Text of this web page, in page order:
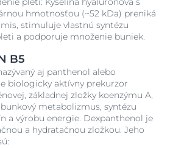
hmotnosťou (~52 kDa) preniká
stimuluje vlastnú syntézu
a podporuje množenie buniek.
B5
aj panthenol alebo
biologicky aktívny prekurzor
základnej zložky koenzýmu A,
metabolizmus, syntézu
a výrobu energie. Dexpanthenol je
a hydratačnou zložkou. Jeho